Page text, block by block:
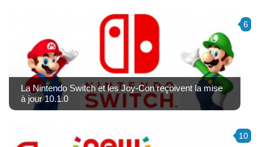
6
La Nintendo Switch et les Joy-Con reçoivent la mise
à jour 10.1.0
10